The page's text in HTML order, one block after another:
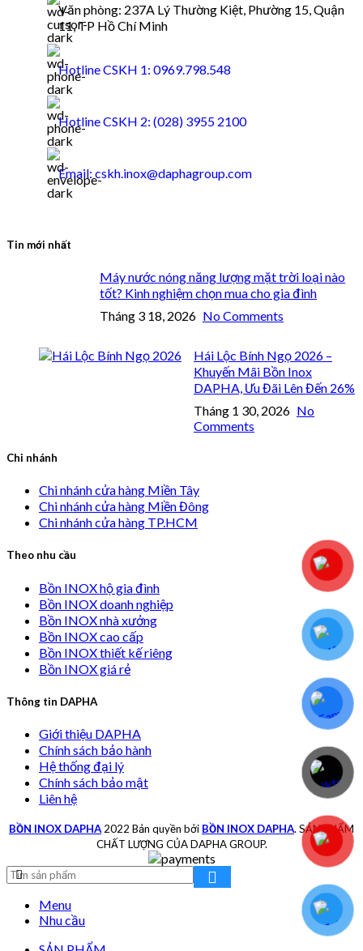
Văn phòng: 237A Lý Thường Kiệt, Phường 15, Quận
11, TP Hồ Chí Minh
Hotline CSKH 1: 0969.798.548
Hotline CSKH 2: (028) 3955 2100
Email: cskh.inox@daphagroup.com
Tin mới nhất
Máy nước nóng năng lượng mặt trời loại nào
tốt? Kinh nghiệm chọn mua cho gia đình
Tháng 3 18, 2026 No Comments
Hái Lộc Bính Ngọ 2026 –
Khuyến Mãi Bồn Inox
DAPHA, Ưu Đãi Lên Đến 26%
Tháng 1 30, 2026 No
Comments
Chi nhánh
Chi nhánh cửa hàng Miền Tây
Chi nhánh cửa hàng Miền Đông
Chi nhánh cửa hàng TP.HCM
Theo nhu cầu
Bồn INOX hộ gia đình
Bồn INOX doanh nghiệp
Bồn INOX nhà xưởng
Bồn INOX cao cấp
Bồn INOX thiết kế riêng
Bồn INOX giá rẻ
Thông tin DAPHA
Giới thiệu DAPHA
Chính sách bảo hành
Hệ thống đại lý
Chính sách bảo mật
Liên hệ
BỒN INOX DAPHA 2022 Bản quyền bởi BỒN INOX DAPHA. SẢN PHẨM
CHẤT LƯỢNG CỦA DAPHA GROUP.
Menu
Nhu cầu